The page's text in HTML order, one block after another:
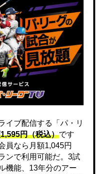
イブ配信する「パ・リ
円（税込）です
員なら月額1,045円
ンで利用可能だ。3試
機能、13年分のアー